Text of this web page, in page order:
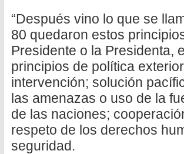
“Después vino lo que se
80 quedaron estos
Presidente o la Presidenta,
principios de política
intervención; solución
las amenazas o uso de la
de las naciones;
respeto de los derechos
seguridad.